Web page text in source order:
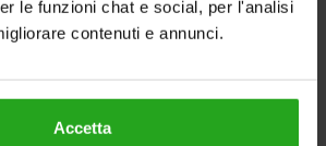
le funzioni chat e social, per l'analisi
contenuti e annunci.
Accetta